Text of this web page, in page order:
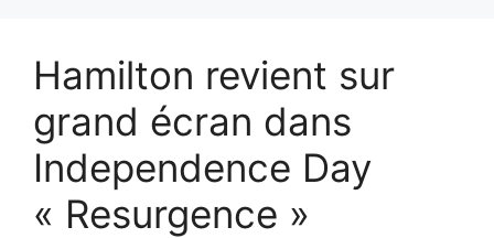
Hamilton revient sur
grand écran dans
Independence Day
« Resurgence »